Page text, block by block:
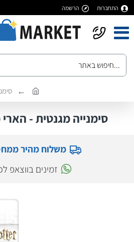
התחברות הרשמה
סימנייה מגנטית -
משלוח מהיר
זמינים בווצאפ